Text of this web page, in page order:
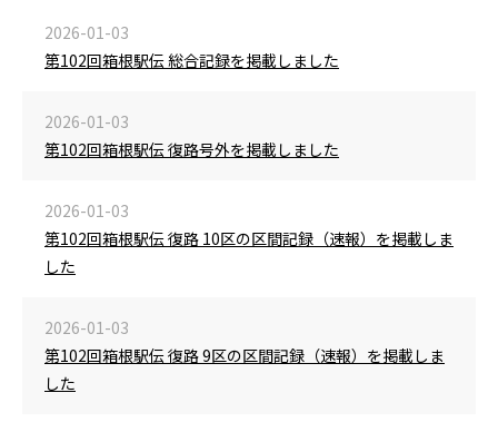
2026-01-03
第102回箱根駅伝 総合記録を掲載しました
2026-01-03
第102回箱根駅伝 復路号外を掲載しました
2026-01-03
第102回箱根駅伝 復路 10区の区間記録（速報）を掲載しま
した
2026-01-03
第102回箱根駅伝 復路 9区の区間記録（速報）を掲載しま
した